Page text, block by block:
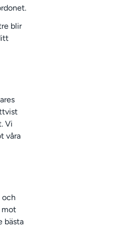
blir
Vi
våra
och
mot
bästa